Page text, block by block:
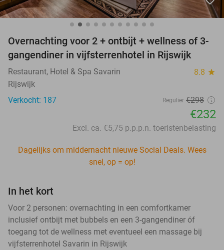
Overnachting voor 2 + ontbijt + wellness of 3-
gangendiner in vijfsterrenhotel in Rijswijk
Restaurant, Hotel & Spa Savarin 8.8 star
Rijswijk
Verkocht: 187
Regulier €298
€232
Excl. ca. €5,75 p.p.p.n. toeristenbelasting
Dagelijks om middernacht nieuwe Social Deals. Wees
snel, op = op!
In het kort
Voor 2 personen: overnachting in een comfortkamer
inclusief ontbijt met bubbels en een 3-gangendiner óf
toegang tot de wellness met eventueel een massage bij
vijfsterrenhotel Savarin in Rijswijk